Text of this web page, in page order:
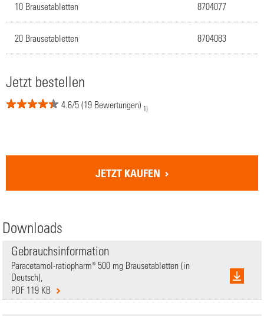
10 Brausetabletten 8704077
20 Brausetabletten 8704083
Jetzt bestellen
4.6/5 (19 Bewertungen) 1)
JETZT KAUFEN
Downloads
Gebrauchsinformation
Paracetamol-ratiopharm® 500 mg Brausetabletten (in
Deutsch),
PDF 119 KB